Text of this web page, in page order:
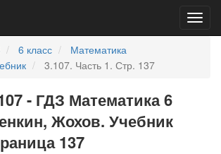
6 класс
Математика
3.107. Часть 1. Стр. 137
- ГДЗ Математика 6
Жохов. Учебник
137